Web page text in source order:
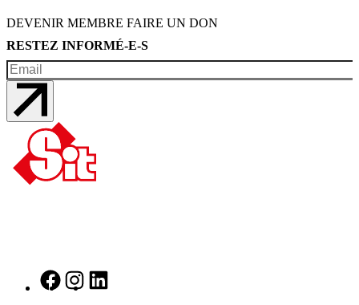
DEVENIR MEMBRE FAIRE UN DON
RESTEZ INFORMÉ-E-S